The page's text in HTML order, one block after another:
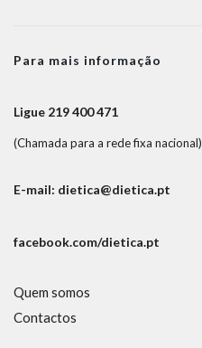
Para mais informação
Ligue 219 400 471
(Chamada para a rede fixa nacional)
E-mail: dietica@dietica.pt
facebook.com/dietica.pt
Quem somos
Contactos